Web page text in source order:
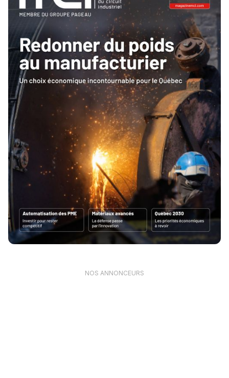
NOS ANNONCEURS